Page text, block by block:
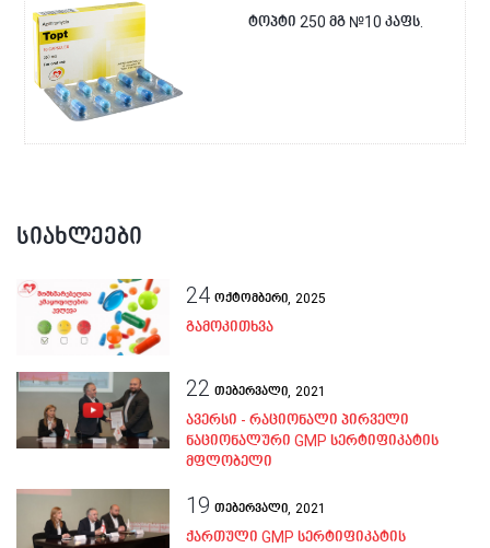
ტოპტი 250 მგ №10 კაფს.
სიახლეები
24 ოქტომბერი, 2025
გამოკითხვა
22 თებერვალი, 2021
ავერსი - რაციონალი პირველი
ნაციონალური GMP სერტიფიკატის
მფლობელი
19 თებერვალი, 2021
ქართული GMP სერტიფიკატის